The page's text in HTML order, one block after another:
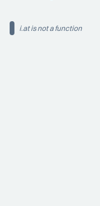
i.at is not a function